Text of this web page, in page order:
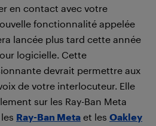
en contact avec votre
fonctionnalité appelée
lancée plus tard cette année
logicielle. Cette
devrait permettre aux
de votre interlocuteur. Elle
sur les Ray-Ban Meta
Ray-Ban Meta et les Oakley